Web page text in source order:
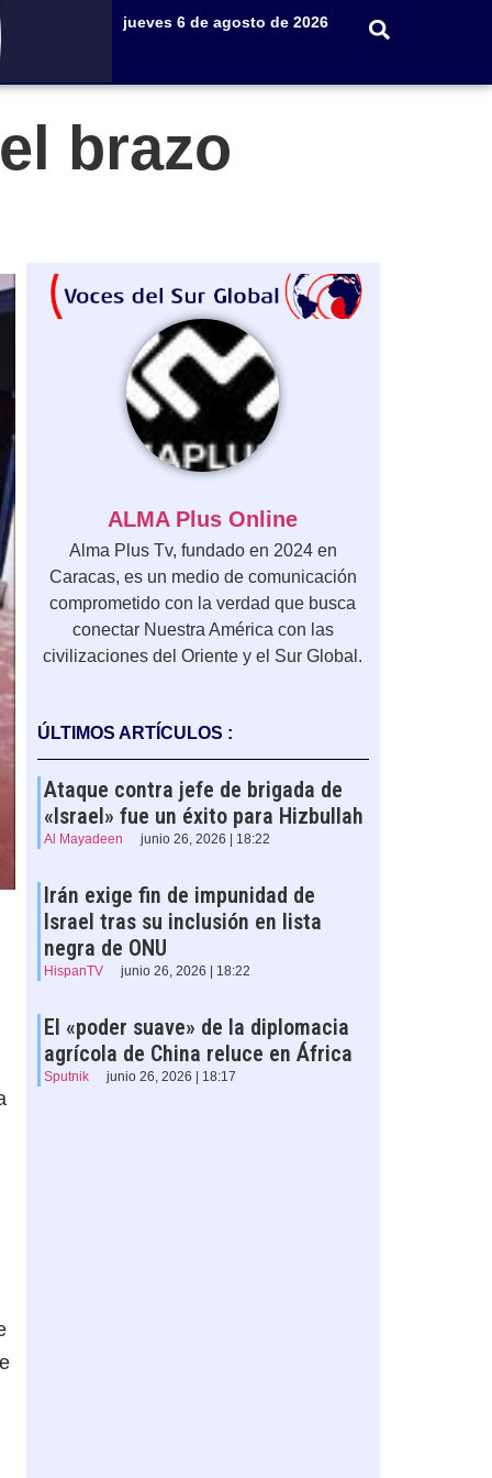
jueves 6 de agosto de 2026
brazo
ALMA Plus Online
Alma Plus Tv, fundado en 2024 en
Caracas, es un medio de comunicación
comprometido con la verdad que busca
conectar Nuestra América con las
civilizaciones del Oriente y el Sur Global.
ÚLTIMOS ARTÍCULOS :
Ataque contra jefe de brigada de
«Israel» fue un éxito para Hizbullah
Al Mayadeen junio 26, 2026 | 18:22
Irán exige fin de impunidad de
Israel tras su inclusión en lista
negra de ONU
HispanTV junio 26, 2026 | 18:22
El «poder suave» de la diplomacia
agrícola de China reluce en África
Sputnik junio 26, 2026 | 18:17